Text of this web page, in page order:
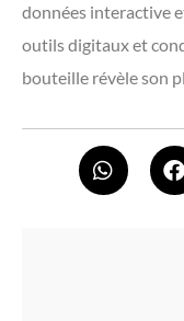
données interactive
outils digitaux et
bouteille révèle son